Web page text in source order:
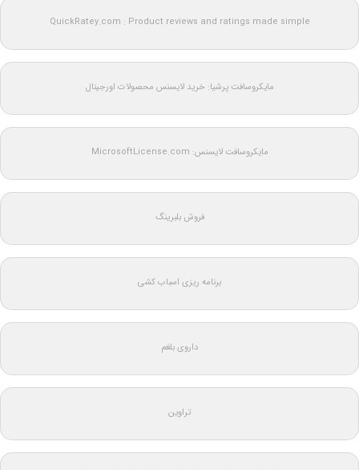
QuickRatey.com : Product reviews and ratings made simple
مایکروسافت پرشیا: خرید لایسنس محصولات اورجینال
مایکروسافت لایسنس: MicrosoftLicense.com
فروش بلبرینگ
برنامه ریزی اسباب کشی
داروی بلغم
تراوین